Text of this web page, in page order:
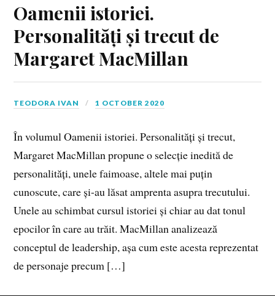
Oamenii istoriei.
Personalități și trecut de
Margaret MacMillan
TEODORA IVAN 1 OCTOBER 2020
În volumul Oamenii istoriei. Personalități și trecut,
Margaret MacMillan propune o selecție inedită de
personalități, unele faimoase, altele mai puțin
cunoscute, care și-au lăsat amprenta asupra trecutului.
Unele au schimbat cursul istoriei și chiar au dat tonul
epocilor în care au trăit. MacMillan analizează
conceptul de leadership, așa cum este acesta reprezentat
de personaje precum […]